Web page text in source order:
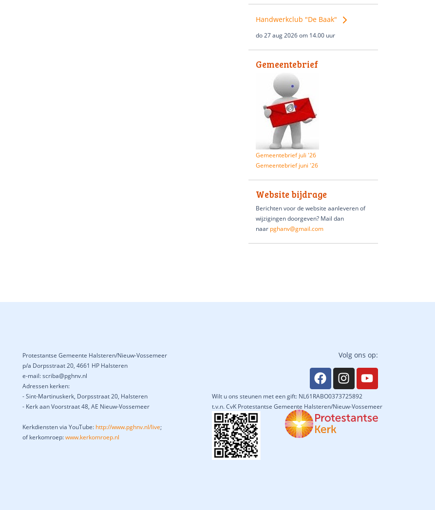
Handwerkclub "De Baak"
do 27 aug 2026 om 14.00 uur
Gemeentebrief
Gemeentebrief juli '26
Gemeentebrief juni '26
Website bijdrage
Berichten voor de website aanleveren of
wijzigingen doorgeven? Mail dan
naar pghanv@gmail.com
Protestantse Gemeente Halsteren/Nieuw-Vossemeer
p/a Dorpsstraat 20, 4661 HP Halsteren
e-mail: scriba@pghnv.nl
Adressen kerken:
- Sint-Martinuskerk, Dorpsstraat 20, Halsteren
- Kerk aan Voorstraat 48, AE Nieuw-Vossemeer
Kerkdiensten via YouTube: http://www.pghnv.nl/live;
of kerkomroep:www.kerkomroep.nl
Wilt u ons steunen met een gift: NL61RABO0373725892
t.v.n. CvK Protestantse Gemeente Halsteren/Nieuw-Vossemeer
Volg ons op: